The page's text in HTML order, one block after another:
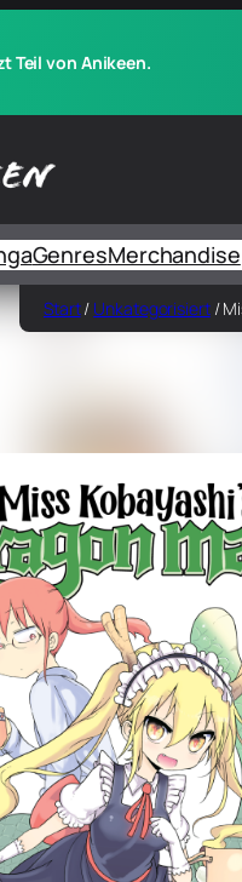
Teil von Anikeen.
GenresMerchandise
Start/ Unkategorisiert/